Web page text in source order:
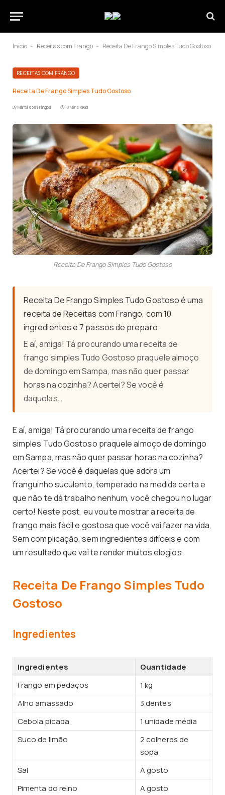
Início - Receitas com Frango - Receita De Frango Simples Tudo Gostoso
RECEITAS COM FRANGO
Receita De Frango Simples Tudo Gostoso
ByMarta dos Frangos 8 Mins Read
Receita De Frango Simples Tudo Gostoso
Receita De Frango Simples Tudo Gostoso é uma
receita de Receitas com Frango, com 10
ingredientes e 7 passos de preparo.
E aí, amiga! Tá procurando uma receita de
frango simples Tudo Gostoso praquele almoço
de domingo em Sampa, mas não quer passar
horas na cozinha? Acertei? Se você é
daquelas…
E aí, amiga! Tá procurando uma receita de frango
simples Tudo Gostoso praquele almoço de domingo
em Sampa, mas não quer passar horas na cozinha?
Acertei? Se você é daquelas que adora um
franguinho suculento, temperado na medida certa e
que não te dá trabalho nenhum, você chegou no lugar
certo! Neste post, eu vou te mostrar a receita de
frango mais fácil e gostosa que você vai fazer na vida.
Sem complicação, sem ingredientes difíceis e com
um resultado que vai te render muitos elogios.
Receita De Frango Simples Tudo
Gostoso
Ingredientes
Ingredientes
Quantidade
Frango em pedaços
1 kg
Alho amassado
3 dentes
Cebola picada
1 unidade média
Suco de limão
2 colheres de
sopa
Sal
A gosto
Pimenta do reino
A gosto